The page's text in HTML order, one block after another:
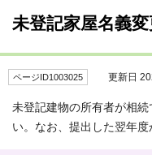
未登記家屋名義変
ページID1003025 更新日
未登記建物の所有者が相
い。なお、提出した翌年度